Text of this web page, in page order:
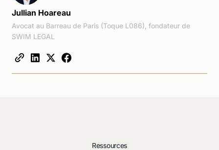
Jullian Hoareau
Avocat au Barreau de Paris (Toque L086), fondateur de
SWIM LEGAL
Ressources